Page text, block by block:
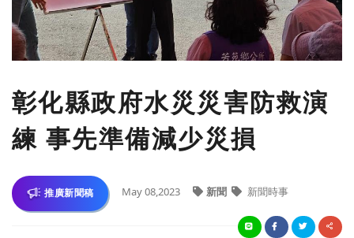
彰化縣政府水災災害防救演
練 事先準備減少災損
推廣新聞稿 May 08,2023 新聞 新聞時事